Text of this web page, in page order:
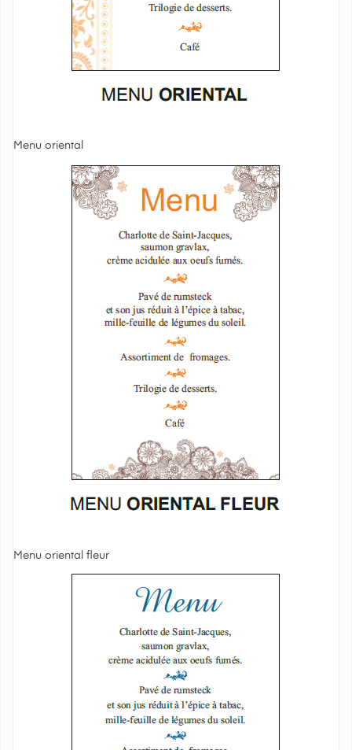
Menu oriental
Menu oriental fleur